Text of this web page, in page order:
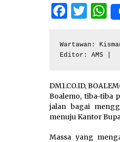
Wartawan:
Editor: AMS |
DM1.CO.ID,
Boalemo, tiba-tiba
jalan bagai
menuju Kantor
Massa yang